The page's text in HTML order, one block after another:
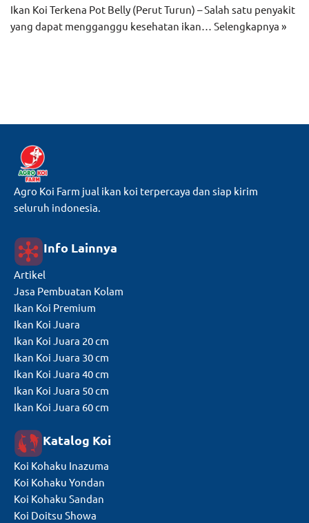
Ikan Koi Terkena Pot Belly (Perut Turun) – Salah satu penyakit
yang dapat mengganggu kesehatan ikan… Selengkapnya »
Agro Koi Farm jual ikan koi terpercaya dan siap kirim
seluruh indonesia.
Info Lainnya
Artikel
Jasa Pembuatan Kolam
Ikan Koi Premium
Ikan Koi Juara
Ikan Koi Juara 20 cm
Ikan Koi Juara 30 cm
Ikan Koi Juara 40 cm
Ikan Koi Juara 50 cm
Ikan Koi Juara 60 cm
Katalog Koi
Koi Kohaku Inazuma
Koi Kohaku Yondan
Koi Kohaku Sandan
Koi Doitsu Showa